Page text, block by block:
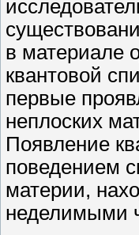
в материале
квантовой
первые
неплоских
Появление
поведением
материи,
неделимыми